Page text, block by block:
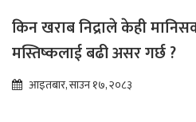
किन खराब निद्राले केही
मस्तिष्कलाई बढी असर गर्छ ?
आइतबार, साउन १७, २०८३